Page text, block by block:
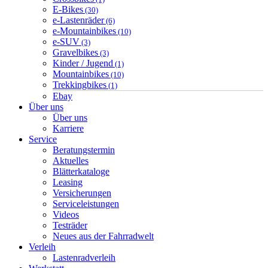
E-Bikes (30)
e-Lastenräder(6)
e-Mountainbikes (10)
e-SUV (3)
Gravelbikes (3)
Kinder / Jugend (1)
Mountainbikes (10)
Trekkingbikes (1)
Ebay
Über uns
Über uns
Karriere
Service
Beratungstermin
Aktuelles
Blätterkataloge
Leasing
Versicherungen
Serviceleistungen
Videos
Testräder
Neues aus der Fahrradwelt
Verleih
Lastenradverleih